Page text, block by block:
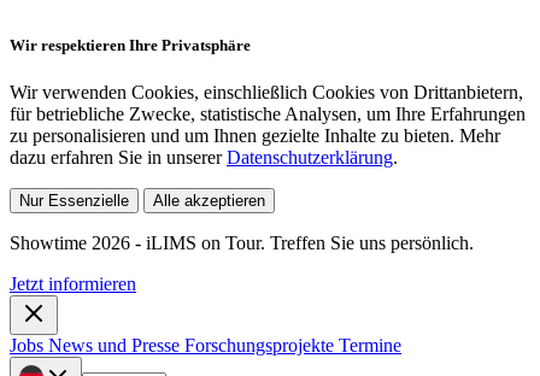
Wir respektieren Ihre Privatsphäre
Wir verwenden Cookies, einschließlich Cookies von Drittanbietern,
für betriebliche Zwecke, statistische Analysen, um Ihre Erfahrungen
zu personalisieren und um Ihnen gezielte Inhalte zu bieten. Mehr
dazu erfahren Sie in unsererDatenschutzerklärung.
Nur Essenzielle Alle akzeptieren
Showtime 2026 - iLIMS on Tour. Treffen Sie uns persönlich.
Jetzt informieren
Jobs News und Presse Forschungsprojekte Termine